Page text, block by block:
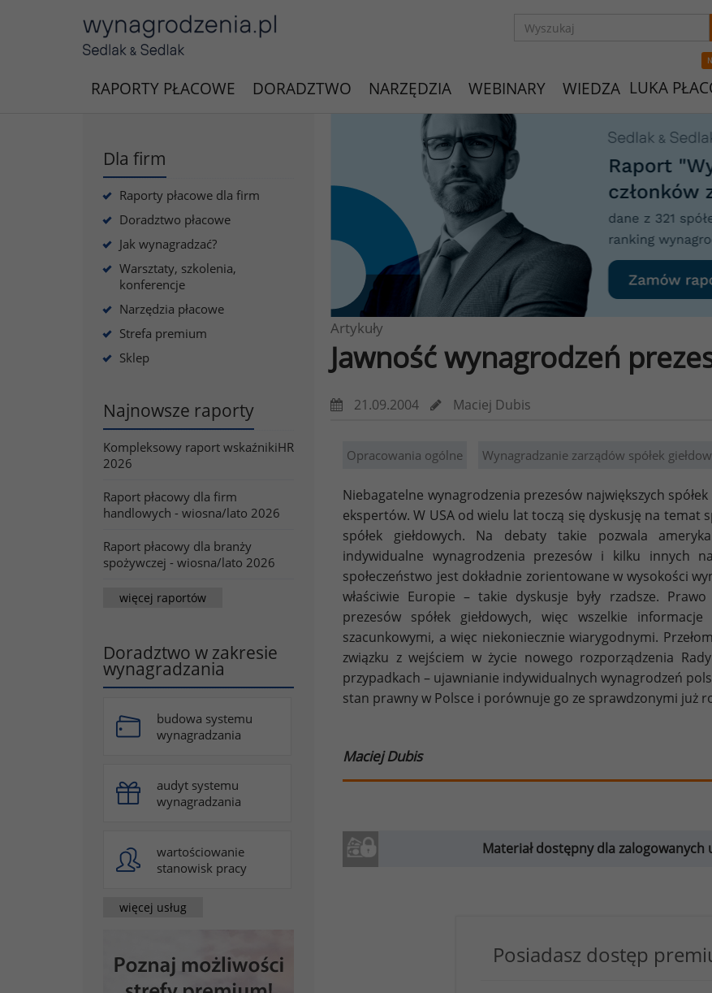
RAPORTY PŁACOWE DORADZTWO NARZĘDZIA WEBINARY WIEDZA LUKA
Dla firm
Raporty płacowe dla firm
Doradztwo płacowe
Jak wynagradzać?
Warsztaty, szkolenia,
konferencje
Narzędzia płacowe
Strefa premium
Sklep
Najnowsze raporty
Kompleksowy raport wskaźnikiHR
2026
Raport płacowy dla firm
handlowych - wiosna/lato 2026
Raport płacowy dla branży
spożywczej - wiosna/lato 2026
więcej raportów
Doradztwo w zakresie
wynagradzania
budowa systemu
wynagradzania
audyt systemu
wynagradzania
wartościowanie
stanowisk pracy
więcej usług
Artykuły
Jawność wynagrodzeń
21.09.2004 Maciej Dubis
Opracowania ogólne Wynagradzanie zarządów spółek
Niebagatelne wynagrodzenia prezesów największych
ekspertów. W USA od wielu lat toczą się dyskusję na
spółek giełdowych. Na debaty takie pozwala
indywidualne wynagrodzenia prezesów i kilku innych
społeczeństwo jest dokładnie zorientowane w wysokości
właściwie Europie – takie dyskusje były rzadsze.
prezesów spółek giełdowych, więc wszelkie
szacunkowymi, a więc niekoniecznie wiarygodnymi.
związku z wejściem w życie nowego rozporządzenia
przypadkach – ujawnianie indywidualnych wynagrodzeń
stan prawny w Polsce i porównuje go ze sprawdzonymi już
Maciej Dubis
Materiał dostępny dla
Posiadasz dostęp